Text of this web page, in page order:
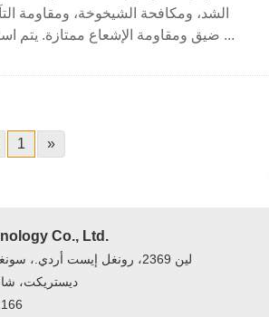
الشد، ومكافحة الشيخوخة، ومقاومة
ضيق ومقاومة الإشعاع ممتازة. يتم استخدامه بشكل عام في ...
1 »
Co., Ltd.
ديستريكت،